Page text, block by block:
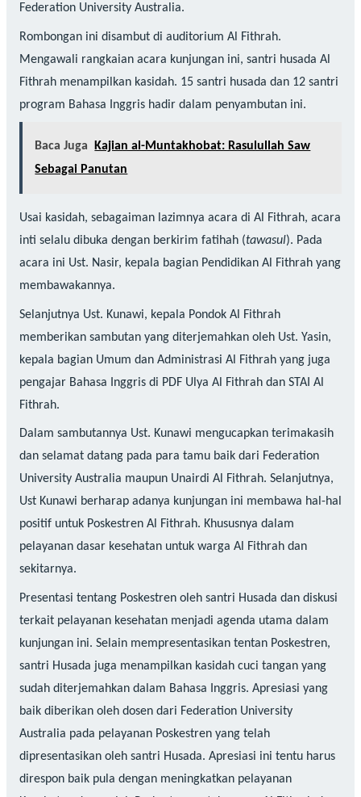
Federation University Australia.
Rombongan ini disambut di auditorium Al Fithrah.
Mengawali rangkaian acara kunjungan ini, santri husada Al
Fithrah menampilkan kasidah. 15 santri husada dan 12 santri
program Bahasa Inggris hadir dalam penyambutan ini.
Baca Juga
Kajian al-Muntakhobat: Rasulullah Saw
Sebagai Panutan
Usai kasidah, sebagaiman lazimnya acara di Al Fithrah, acara
inti selalu dibuka dengan berkirim fatihah (tawasul). Pada
acara ini Ust. Nasir, kepala bagian Pendidikan Al Fithrah yang
membawakannya.
Selanjutnya Ust. Kunawi, kepala Pondok Al Fithrah
memberikan sambutan yang diterjemahkan oleh Ust. Yasin,
kepala bagian Umum dan Administrasi Al Fithrah yang juga
pengajar Bahasa Inggris di PDF Ulya Al Fithrah dan STAI Al
Fithrah.
Dalam sambutannya Ust. Kunawi mengucapkan terimakasih
dan selamat datang pada para tamu baik dari Federation
University Australia maupun Unairdi Al Fithrah. Selanjutnya,
Ust Kunawi berharap adanya kunjungan ini membawa hal-hal
positif untuk Poskestren Al Fithrah. Khususnya dalam
pelayanan dasar kesehatan untuk warga Al Fithrah dan
sekitarnya.
Presentasi tentang Poskestren oleh santri Husada dan diskusi
terkait pelayanan kesehatan menjadi agenda utama dalam
kunjungan ini. Selain mempresentasikan tentan Poskestren,
santri Husada juga menampilkan kasidah cuci tangan yang
sudah diterjemahkan dalam Bahasa Inggris. Apresiasi yang
baik diberikan oleh dosen dari Federation University
Australia pada pelayanan Poskestren yang telah
dipresentasikan oleh santri Husada. Apresiasi ini tentu harus
direspon baik pula dengan meningkatkan pelayanan